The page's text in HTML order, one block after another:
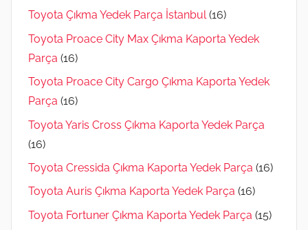
Toyota Çıkma Yedek Parça İstanbul (16)
Toyota Proace City Max Çıkma Kaporta Yedek
Parça (16)
Toyota Proace City Cargo Çıkma Kaporta Yedek
Parça (16)
Toyota Yaris Cross Çıkma Kaporta Yedek Parça
(16)
Toyota Cressida Çıkma Kaporta Yedek Parça (16)
Toyota Auris Çıkma Kaporta Yedek Parça (16)
Toyota Fortuner Çıkma Kaporta Yedek Parça (15)